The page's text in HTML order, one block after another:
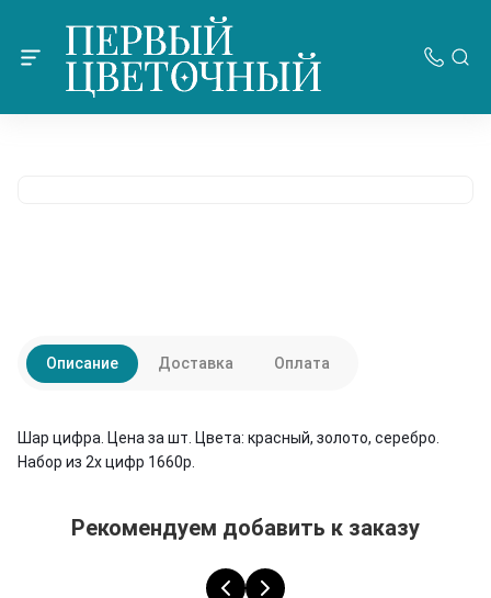
Описание
Шар цифра. Цена за шт. Цвета: красный, золото, серебро.
Набор из 2х цифр 1660р.
Доставка Оплата
Рекомендуем добавить к заказу